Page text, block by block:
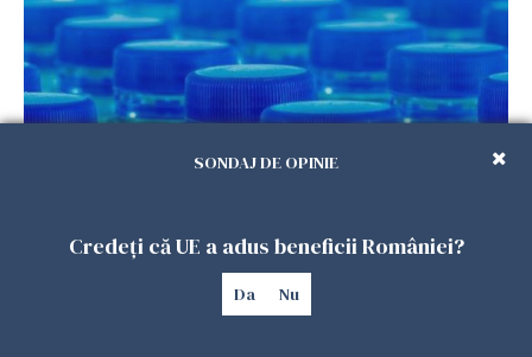
Nașteri premature și decese de nou-născuți
din cauza ftalaților din plastic
SONDAJ DE OPINIE
Credeți că UE a adus beneficii României?
Da Nu